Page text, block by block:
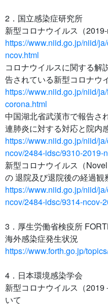
2．国立感染症研究所
新型コロナウイルス（
https://www.niid.go.jp/niid/
ncov.html
コロナウイルスに関する解
告されている新型コロナウ
https://www.niid.go.jp/niid/
corona.html
中国湖北省武漢市で報告さ
連肺炎に対する対応と院内
https://www.niid.go.jp/niid/
ncov/2484-idsc/9310-2019-
新型コロナウイルス（
の 退院及び退院後の経過観
https://www.niid.go.jp/niid/
ncov/2484-idsc/9314-ncov-
3．厚生労働省検疫所
海外感染症発生状況
https://www.forth.go.jp/
4．日本環境感染学会
新型コロナウイルス（
いて